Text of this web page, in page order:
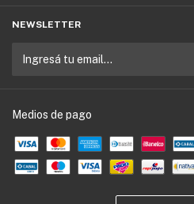
NEWSLETTER
Medios de pago